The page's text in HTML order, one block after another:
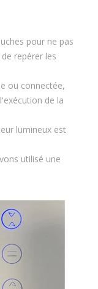
pour ne pas
repérer les
ou connectée,
de la
lumineux est
utilisé une